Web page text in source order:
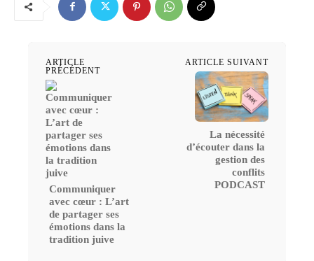
ARTICLE
PRÉCÉDENT
Communiquer
avec cœur : L’art
de partager ses
émotions dans la
tradition juive
ARTICLE SUIVANT
La nécessité
d’écouter dans la
gestion des
conflits
PODCAST